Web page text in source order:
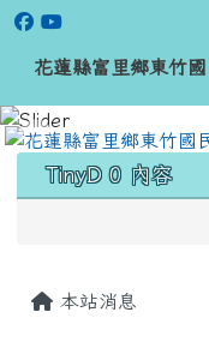
跳至主內容區
花蓮縣富里
花蓮縣富里鄉東竹
上中區域內容
TinyD 0 內容
本站消息
頁尾區域